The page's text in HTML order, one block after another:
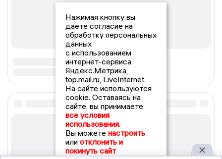
Нажимая кнопку вы
даете согласие на
обработку персональных
данных
с использованием
интернет-сервиса
Яндекс.Метрика,
top.mail.ru, LiveInternet.
На сайте используются
cookie. Оставаясь на
сайте, вы принимаете
все условия
использования.
Вы можете настроить
или отклонить и
покинуть сайт